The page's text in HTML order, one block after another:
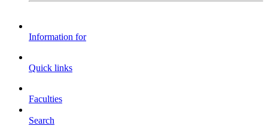
Information for
Quick links
Faculties
Search